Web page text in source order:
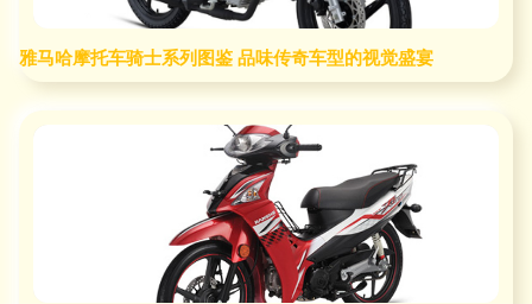
雅马哈摩托车骑士系列图鉴 品味传奇车型的视觉盛宴